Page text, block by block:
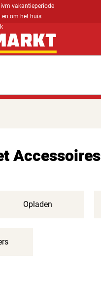
vakantieperiode
en om het huis
Accessoires
Opladen